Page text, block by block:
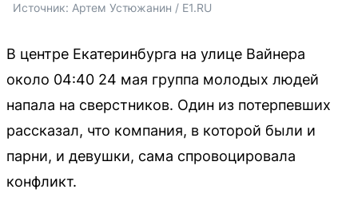
Источник: Артем Устюжанин / E1.RU
В центре Екатеринбурга на улице Вайнера
около 04:40 24 мая группа молодых людей
напала на сверстников. Один из потерпевших
рассказал, что компания, в которой были и
парни, и девушки, сама спровоцировала
конфликт.